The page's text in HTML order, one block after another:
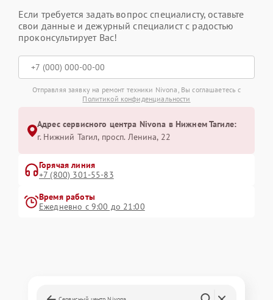
Если требуется задать вопрос специалисту, оставьте
свои данные и дежурный специалист с радостью
проконсультирует Вас!
Отправляя заявку на ремонт техники Nivona, Вы соглашаетесь с
Политикой конфиденциальности
Адрес сервисного центра Nivona в Нижнем Тагиле:
г. Нижний Тагил, просп. Ленина, 22
Горячая линия
+7 (800) 301-55-83
Время работы
Ежедневно с 9:00 до 21:00